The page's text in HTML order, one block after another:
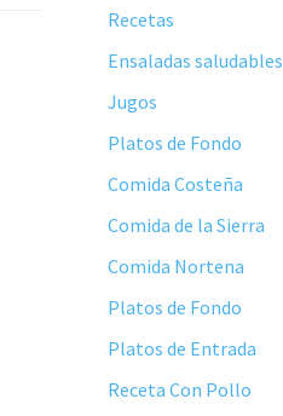
Recetas
Ensaladas saludables
Jugos
Platos de Fondo
Comida Costeña
Comida de la Sierra
Comida Nortena
Platos de Fondo
Platos de Entrada
Receta Con Pollo